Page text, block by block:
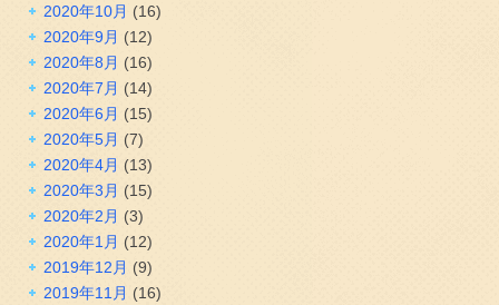
2020年10月 (16)
2020年9月 (12)
2020年8月 (16)
2020年7月 (14)
2020年6月 (15)
2020年5月 (7)
2020年4月 (13)
2020年3月 (15)
2020年2月 (3)
2020年1月 (12)
2019年12月 (9)
2019年11月 (16)